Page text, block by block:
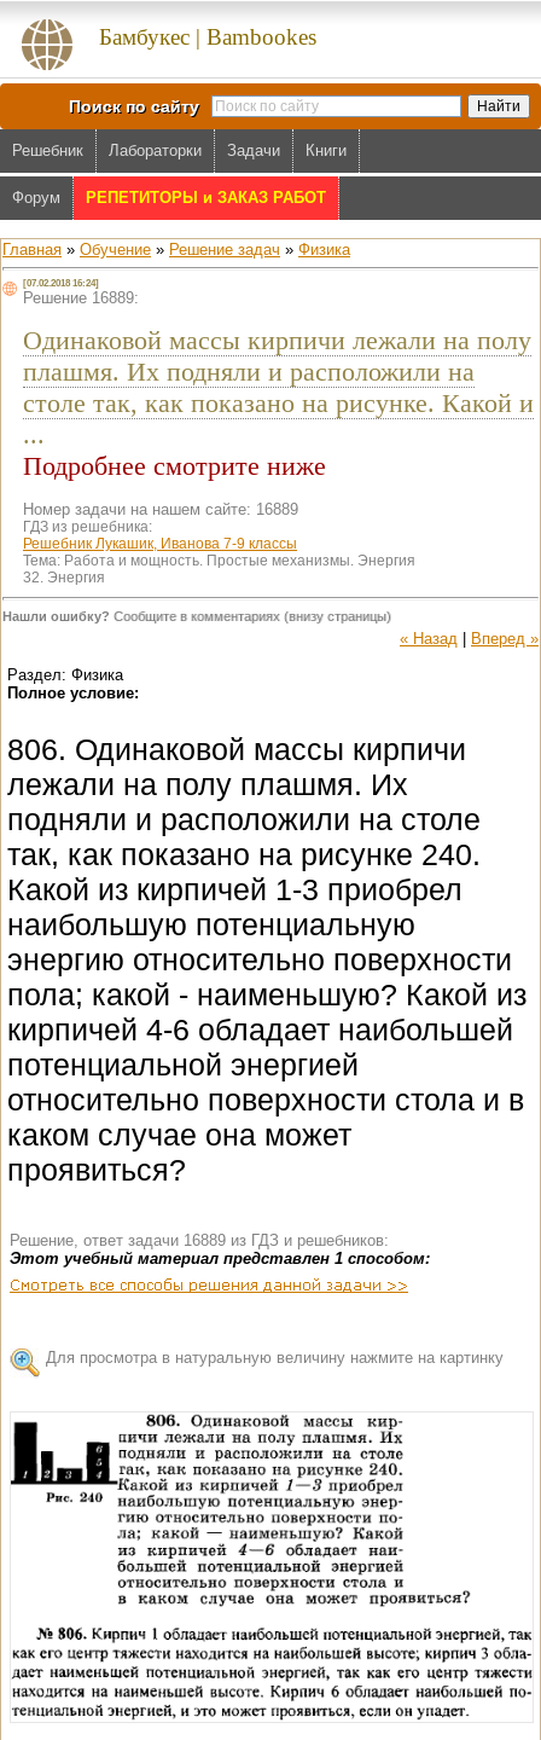
Бамбукес | Bambookes
Поиск по сайту
Решебник Лабораторки Задачи Книги
Форум РЕПЕТИТОРЫ и ЗАКАЗ РАБОТ
Главная » Обучение » Решение задач » Физика
[07.02.2018 16:24]
Решение 16889:
Одинаковой массы кирпичи лежали на полу
плашмя. Их подняли и расположили на
столе так, как показано на рисунке. Какой и
...
Подробнее смотрите ниже
Номер задачи на нашем сайте: 16889
ГДЗ из решебника:
Решебник Лукашик, Иванова 7-9 классы
Тема: Работа и мощность. Простые механизмы. Энергия
32. Энергия
Нашли ошибку? Сообщите в комментариях (внизу страницы)
« Назад
Вперед »
Раздел: Физика
Полное условие:
806. Одинаковой массы кирпичи
лежали на полу плашмя. Их
подняли и расположили на столе
так, как показано на рисунке 240.
Какой из кирпичей 1-3 приобрел
наибольшую потенциальную
энергию относительно поверхности
пола; какой - наименьшую? Какой из
кирпичей 4-6 обладает наибольшей
потенциальной энергией
относительно поверхности стола и в
каком случае она может
проявиться?
Решение, ответ задачи 16889 из ГДЗ и решебников:
Этот учебный материал представлен 1 способом:
Для просмотра в натуральную величину нажмите на картинку